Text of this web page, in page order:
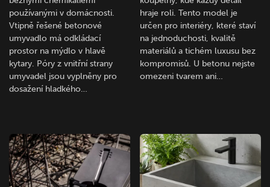
používanými v domácnosti.
Vtipně řešené betonové
umyvadlo má odkládací
prostor na mýdlo v hlavě
kytary. Póry z vnitřní strany
umyvadel jsou vyplněny pro
dosažení hladkého…
hraje roli. Tento model je
určen pro interiéry, které staví
na jednoduchosti, kvalitě
materiálů a tichém luxusu bez
kompromisů. U betonu nejste
omezeni tvarem ani…